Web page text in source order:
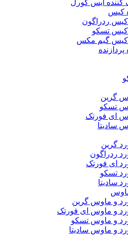
کننده آیس کورل
کیس
ردراگون
تسکو
گیم مکس
گرین
تسکو
ای فورتک
سادیتا
گرین
ردراگون
ای فورتک
تسکو
سادیتا
و ماوس گرین
و ماوس ای فورتک
و ماوس تسکو
و ماوس سادیتا